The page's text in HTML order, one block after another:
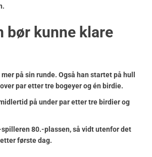
bør kunne klare
på sin runde. Også han startet på hull
par etter tre bogeyer og én birdie.
på under par etter tre birdier og
spilleren 80.-plassen, så vidt utenfor det
første dag.